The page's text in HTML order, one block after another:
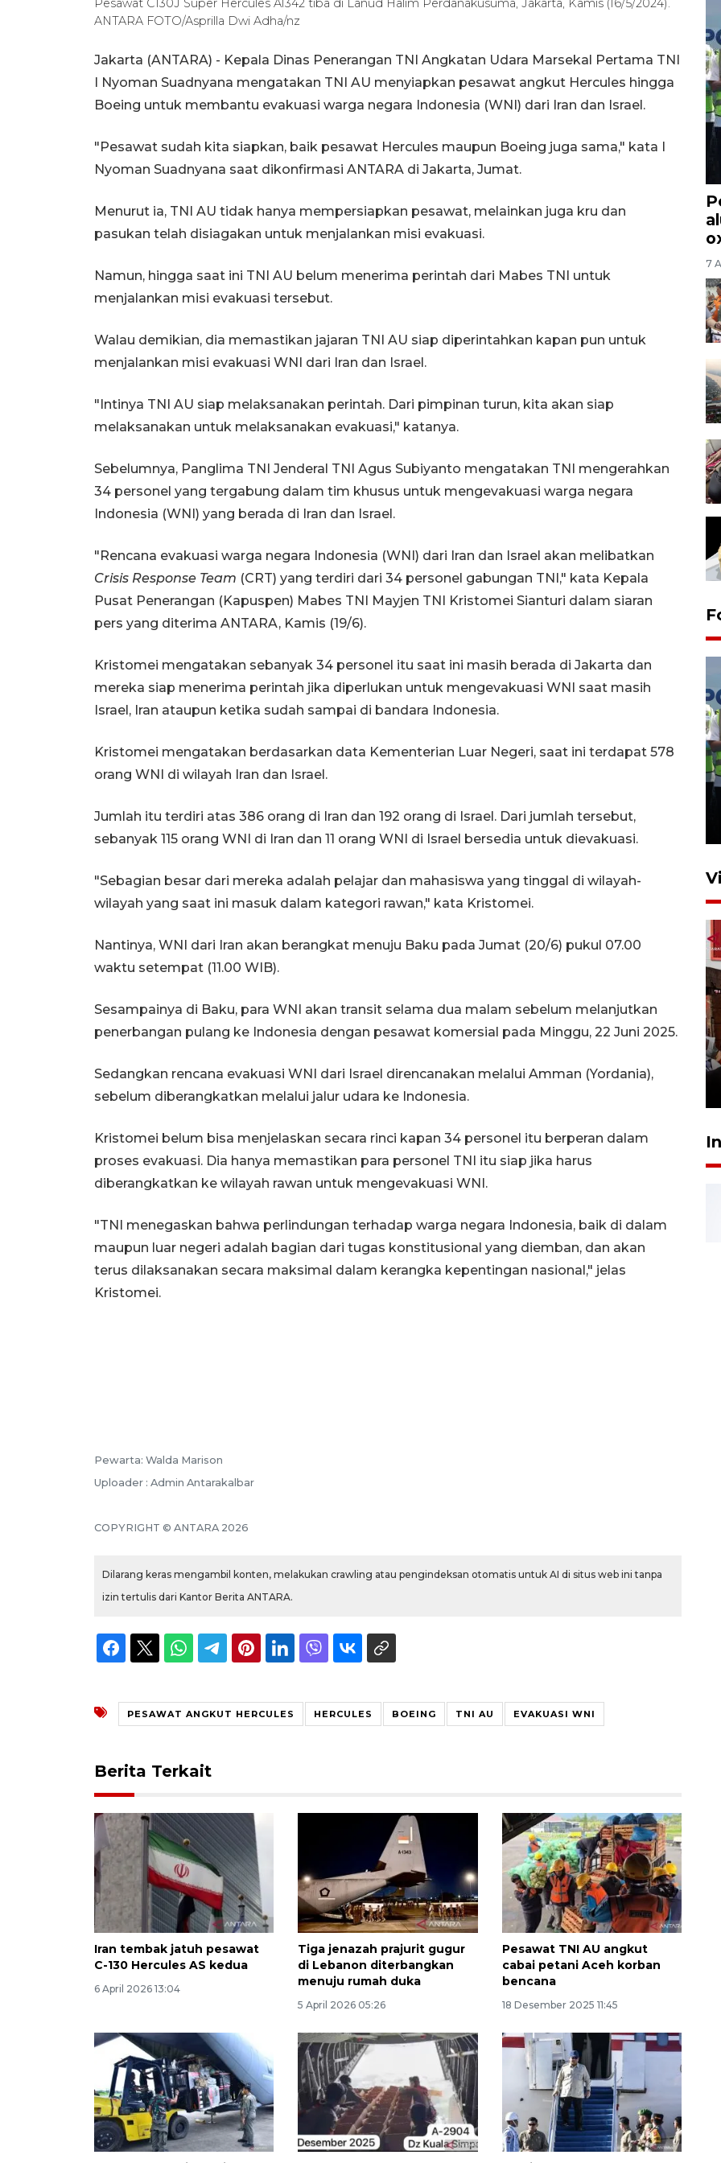
Pesawat C130J Super Hercules A1342 tiba di Lanud Halim Perdanakusuma, Jakarta, Kamis (16/5/2024).
ANTARA FOTO/Asprilla Dwi Adha/nz
Jakarta (ANTARA) - Kepala Dinas Penerangan TNI Angkatan Udara Marsekal Pertama TNI
I Nyoman Suadnyana mengatakan TNI AU menyiapkan pesawat angkut Hercules hingga
Boeing untuk membantu evakuasi warga negara Indonesia (WNI) dari Iran dan Israel.
"Pesawat sudah kita siapkan, baik pesawat Hercules maupun Boeing juga sama," kata I
Nyoman Suadnyana saat dikonfirmasi ANTARA di Jakarta, Jumat.
Menurut ia, TNI AU tidak hanya mempersiapkan pesawat, melainkan juga kru dan
pasukan telah disiagakan untuk menjalankan misi evakuasi.
Namun, hingga saat ini TNI AU belum menerima perintah dari Mabes TNI untuk
menjalankan misi evakuasi tersebut.
Walau demikian, dia memastikan jajaran TNI AU siap diperintahkan kapan pun untuk
menjalankan misi evakuasi WNI dari Iran dan Israel.
"Intinya TNI AU siap melaksanakan perintah. Dari pimpinan turun, kita akan siap
melaksanakan untuk melaksanakan evakuasi," katanya.
Sebelumnya, Panglima TNI Jenderal TNI Agus Subiyanto mengatakan TNI mengerahkan
34 personel yang tergabung dalam tim khusus untuk mengevakuasi warga negara
Indonesia (WNI) yang berada di Iran dan Israel.
"Rencana evakuasi warga negara Indonesia (WNI) dari Iran dan Israel akan melibatkan
Crisis Response Team (CRT) yang terdiri dari 34 personel gabungan TNI," kata Kepala
Pusat Penerangan (Kapuspen) Mabes TNI Mayjen TNI Kristomei Sianturi dalam siaran
pers yang diterima ANTARA, Kamis (19/6).
Kristomei mengatakan sebanyak 34 personel itu saat ini masih berada di Jakarta dan
mereka siap menerima perintah jika diperlukan untuk mengevakuasi WNI saat masih
Israel, Iran ataupun ketika sudah sampai di bandara Indonesia.
Kristomei mengatakan berdasarkan data Kementerian Luar Negeri, saat ini terdapat 578
orang WNI di wilayah Iran dan Israel.
Jumlah itu terdiri atas 386 orang di Iran dan 192 orang di Israel. Dari jumlah tersebut,
sebanyak 115 orang WNI di Iran dan 11 orang WNI di Israel bersedia untuk dievakuasi.
"Sebagian besar dari mereka adalah pelajar dan mahasiswa yang tinggal di wilayah-
wilayah yang saat ini masuk dalam kategori rawan," kata Kristomei.
Nantinya, WNI dari Iran akan berangkat menuju Baku pada Jumat (20/6) pukul 07.00
waktu setempat (11.00 WIB).
Sesampainya di Baku, para WNI akan transit selama dua malam sebelum melanjutkan
penerbangan pulang ke Indonesia dengan pesawat komersial pada Minggu, 22 Juni 2025.
Sedangkan rencana evakuasi WNI dari Israel direncanakan melalui Amman (Yordania),
sebelum diberangkatkan melalui jalur udara ke Indonesia.
Kristomei belum bisa menjelaskan secara rinci kapan 34 personel itu berperan dalam
proses evakuasi. Dia hanya memastikan para personel TNI itu siap jika harus
diberangkatkan ke wilayah rawan untuk mengevakuasi WNI.
"TNI menegaskan bahwa perlindungan terhadap warga negara Indonesia, baik di dalam
maupun luar negeri adalah bagian dari tugas konstitusional yang diemban, dan akan
terus dilaksanakan secara maksimal dalam kerangka kepentingan nasional," jelas
Kristomei.
Pewarta: Walda Marison
Uploader : Admin Antarakalbar
COPYRIGHT © ANTARA 2026
Dilarang keras mengambil konten, melakukan crawling atau pengindeksan otomatis untuk AI di situs web ini tanpa
izin tertulis dari Kantor Berita ANTARA.
PESAWAT ANGKUT HERCULES HERCULES BOEING TNI AU EVAKUASI WNI
Berita Terkait
Iran tembak jatuh pesawat
C-130 Hercules AS kedua
6 April 2026 13:04
Tiga jenazah prajurit gugur
di Lebanon diterbangkan
menuju rumah duka
5 April 2026 05:26
Pesawat TNI AU angkut
cabai petani Aceh korban
bencana
18 Desember 2025 11:45
7
30 Juli 2026 09:29
Satgas pangan Pontianak
makanan strategis